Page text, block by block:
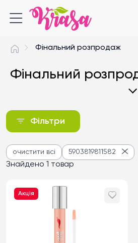
Фінальний розпродаж
Фінальний
Фільтри
За
Знайдено 1 товар
очистити всі 5903819811582
Акція